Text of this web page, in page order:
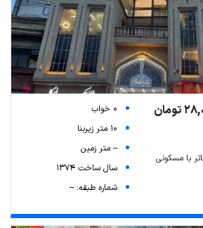
با مسکونی
0 خواب
10 متر زیربنا
-- متر زمین
سال ساخت 1374
شماره طبقه: --